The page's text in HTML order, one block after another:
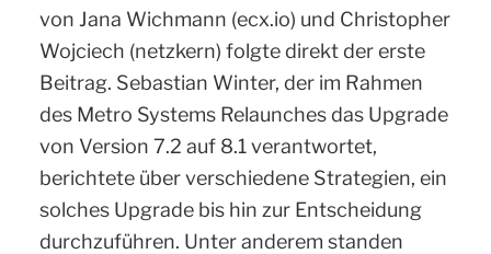
von Jana Wichmann (ecx.io) und Christopher
Wojciech (netzkern) folgte direkt der erste
Beitrag. Sebastian Winter, der im Rahmen
des Metro Systems Relaunches das Upgrade
von Version 7.2 auf 8.1 verantwortet,
berichtete über verschiedene Strategien, ein
solches Upgrade bis hin zur Entscheidung
durchzuführen. Unter anderem standen